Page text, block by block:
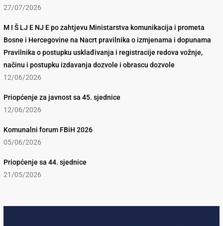
27/07/2026
M I Š LJ E NJ E po zahtjevu Ministarstva komunikacija i prometa
Bosne i Hercegovine na Nacrt pravilnika o izmjenama i dopunama
Pravilnika o postupku usklađivanja i registracije redova vožnje,
načinu i postupku izdavanja dozvole i obrascu dozvole
12/06/2026
Priopćenje za javnost sa 45. sjednice
12/06/2026
Komunalni forum FBiH 2026
05/06/2026
Priopćenje sa 44. sjednice
21/05/2026